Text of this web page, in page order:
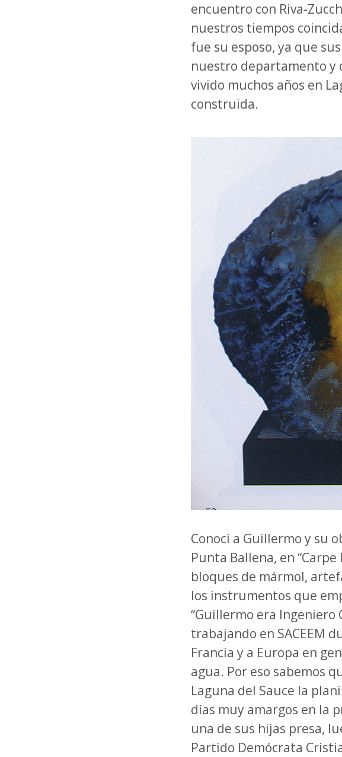
encuentro con Riva-
nuestros tiempos
fue su esposo, ya que
nuestro departamento y
vivido muchos años en
construida.
Conocí a Guillermo y su
Punta Ballena, en
bloques de mármol,
los instrumentos que
“Guillermo era Ingeniero
trabajando en SACEEM
Francia y a Europa en
agua. Por eso sabemos
Laguna del Sauce la
días muy amargos en la
una de sus hijas presa,
Partido Demócrata